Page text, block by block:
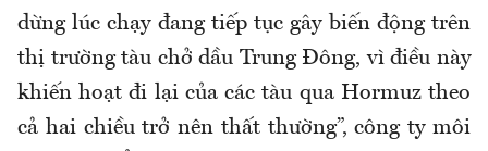
dừng lúc chạy đang tiếp tục gây biến động trên
thị trường tàu chở dầu Trung Đông, vì điều này
khiến hoạt đi lại của các tàu qua Hormuz theo
cả hai chiều trở nên thất thường”, công ty môi